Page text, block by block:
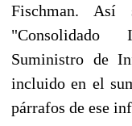
Fischman. Así
"Consolidado
Suministro de
incluido en el
párrafos de ese